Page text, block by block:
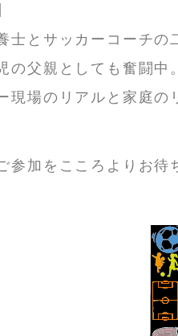
士とサッカーコーチの
の父親としても奮闘中。
現場のリアルと家庭の
参加をこころよりお待